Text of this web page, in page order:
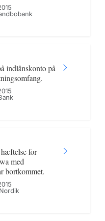
indlånskonto på
for
med
bortkommet.